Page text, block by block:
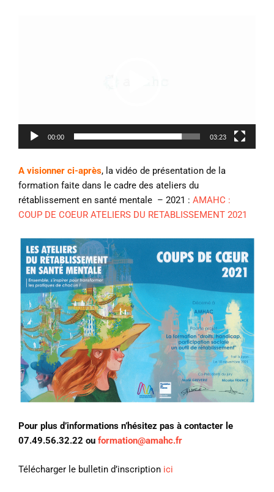
00:00 03:23
A visionner ci-après, la vidéo de présentation de la
formation faite dans le cadre des ateliers du
rétablissement en santé mentale – 2021 : AMAHC :
COUP DE COEUR ATELIERS DU RETABLISSEMENT 2021
Pour plus d’informations n’hésitez pas à contacter le
07.49.56.32.22 ou formation@amahc.fr
Télécharger le bulletin d’inscription ici